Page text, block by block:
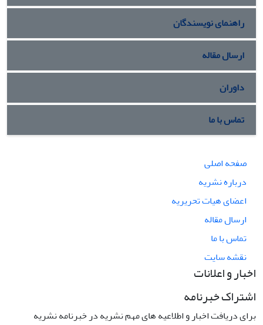
راهنمای نویسندگان
ارسال مقاله
داوران
تماس با ما
صفحه اصلی
درباره نشریه
اعضای هیات تحریریه
ارسال مقاله
تماس با ما
نقشه سایت
اخبار و اعلانات
اشتراک خبرنامه
برای دریافت اخبار و اطلاعیه های مهم نشریه در خبرنامه نشریه